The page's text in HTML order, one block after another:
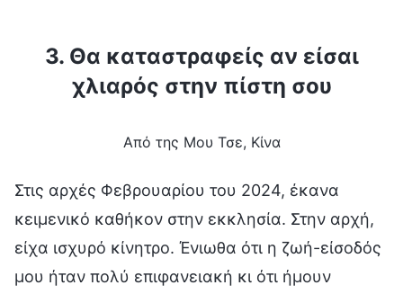
3. Θα καταστραφείς αν είσαι
χλιαρός στην πίστη σου
Από της Μου Τσε, Κίνα
Στις αρχές Φεβρουαρίου του 2024, έκανα
κειμενικό καθήκον στην εκκλησία. Στην αρχή,
είχα ισχυρό κίνητρο. Ένιωθα ότι η ζωή-είσοδός
μου ήταν πολύ επιφανειακή κι ότι ήμουν